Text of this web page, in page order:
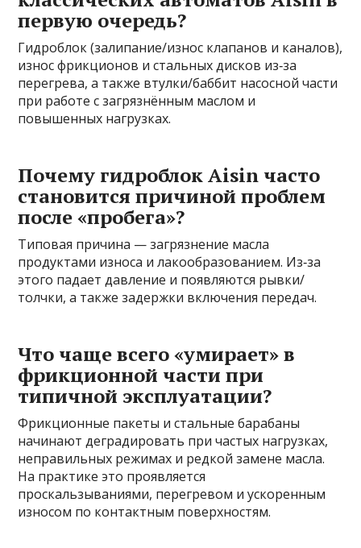
первую очередь?
Гидроблок (залипание/износ клапанов и каналов),
износ фрикционов и стальных дисков из‑за
перегрева, а также втулки/баббит насосной части
при работе с загрязнённым маслом и
повышенных нагрузках.
Почему гидроблок Aisin часто
становится причиной проблем
после «пробега»?
Типовая причина — загрязнение масла
продуктами износа и лакообразованием. Из‑за
этого падает давление и появляются рывки/
толчки, а также задержки включения передач.
Что чаще всего «умирает» в
фрикционной части при
типичной эксплуатации?
Фрикционные пакеты и стальные барабаны
начинают деградировать при частых нагрузках,
неправильных режимах и редкой замене масла.
На практике это проявляется
проскальзываниями, перегревом и ускоренным
износом по контактным поверхностям.